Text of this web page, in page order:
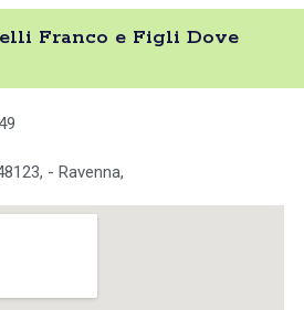
Franco e Figli Dove
- Ravenna,